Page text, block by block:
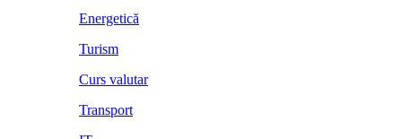
Energetică
Turism
Curs valutar
Transport